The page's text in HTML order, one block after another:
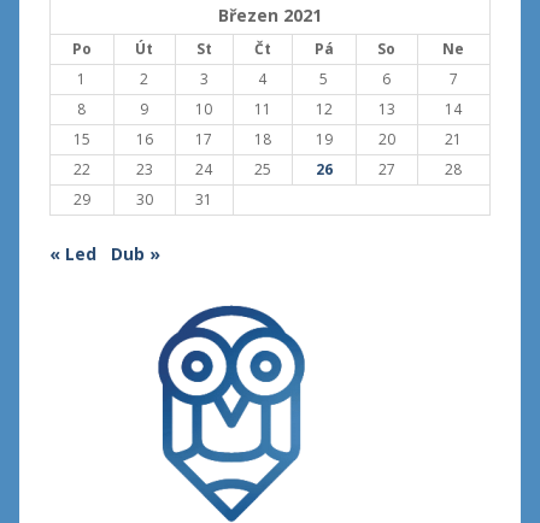
Březen 2021
Po Út St Čt Pá So
Ne
1
2 3 4 5 6
7
8
9 10 11 12 13
14
15
16 17 18 19 20
21
22
23 24 25 26 27
28
29
30 31
« Led Dub »